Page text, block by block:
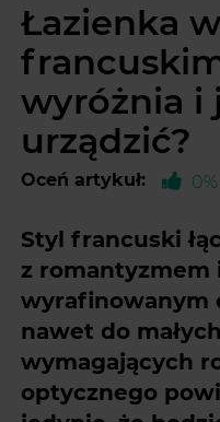
Łazienka
wyróżnia i
urządzić?
Oceń artykuł: 0%
Styl francuski
z romantyzmem
wyrafinowanym
nawet do
wymagających
optycznego